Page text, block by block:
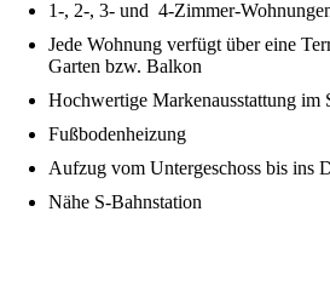
1-, 2-, 3- und 4-Zimmer-
Jede Wohnung verfügt über eine
Garten bzw. Balkon
Hochwertige Markenausstattung im
Fußbodenheizung
Aufzug vom Untergeschoss bis ins
Nähe S-Bahnstation